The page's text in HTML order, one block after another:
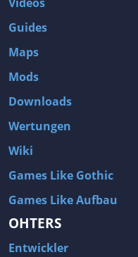
Guides
Maps
Mods
Downloads
Wertungen
Wiki
Games Like Gothic
Games Like Aufbau
OHTERS
Entwickler